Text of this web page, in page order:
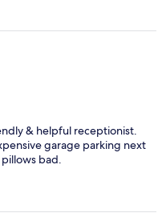
& helpful receptionist.
garage parking next
bad.